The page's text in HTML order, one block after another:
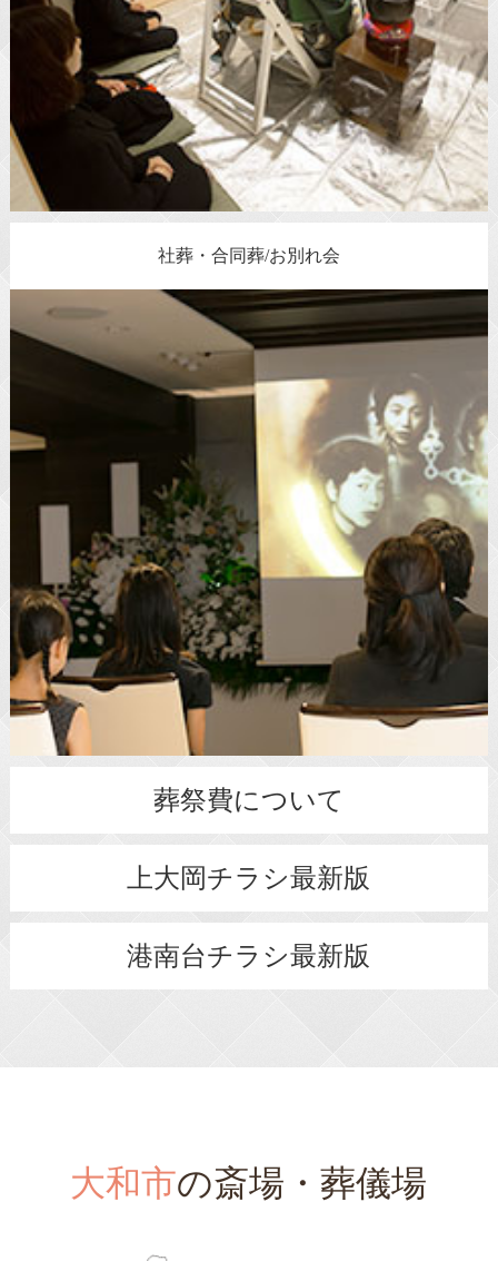
社葬・合同葬/お別れ会
葬祭費について
上大岡チラシ最新版
港南台チラシ最新版
大和市の斎場・葬儀場